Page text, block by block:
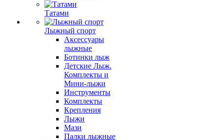
Татами
Лыжный спорт
Аксессуары
лыжные
Ботинки лыж
Детские Лыж.
Комплекты и
Мини-лыжи
Инструменты
Комплекты
Крепления
Лыжи
Мази
Палки лыжные